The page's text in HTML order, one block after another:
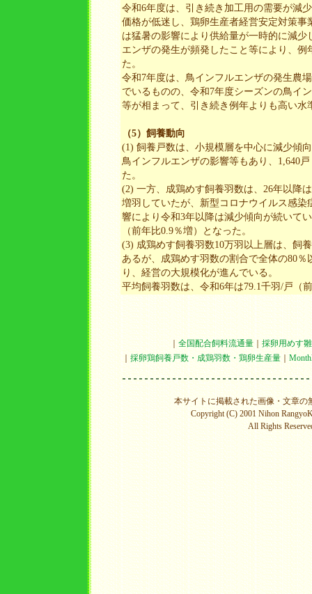
令和6年度は、引き続き加工用の需要が減
価格が低迷し、鶏卵生産者経営安定対策事
は猛暑の影響により供給量が一時的に減少
エンザの発生が頻発したこと等により、例
た。
令和7年度は、鳥インフルエンザの発生農
でいるものの、令和7年度シーズンの鳥イ
等が相まって、引き続き例年よりも高い水
（5）飼養動向
(1) 飼養戸数は、小規模層を中心に減少傾
鳥インフルエンザの影響等もあり、1,640
た。
(2) 一方、成鶏めす飼養羽数は、26年以降
増羽していたが、新型コロナウイルス感染
響により令和3年以降は減少傾向が続いて
（前年比0.9％増）となった。
(3) 成鶏めす飼養羽数10万羽以上層は、飼
あるが、成鶏めす羽数の割合で全体の80
り、経営の大規模化が進んでいる。
平均飼養羽数は、令和6年は79.1千羽/戸（
｜全国配合飼料流通量｜採卵用めす
｜ 採卵鶏飼養戸数・成鶏羽数・鶏卵生産量 ｜
本サイトに掲載された画像・文章の
Copyright (C) 2001 Nihon
All Rights